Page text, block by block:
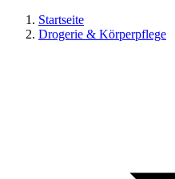
Startseite
Drogerie & Körperpflege